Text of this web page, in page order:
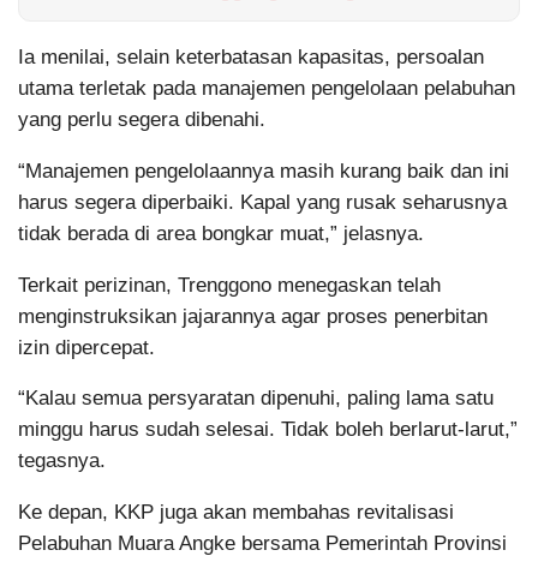
Ia menilai, selain keterbatasan kapasitas, persoalan
utama terletak pada manajemen pengelolaan pelabuhan
yang perlu segera dibenahi.
“Manajemen pengelolaannya masih kurang baik dan ini
harus segera diperbaiki. Kapal yang rusak seharusnya
tidak berada di area bongkar muat,” jelasnya.
Terkait perizinan, Trenggono menegaskan telah
menginstruksikan jajarannya agar proses penerbitan
izin dipercepat.
“Kalau semua persyaratan dipenuhi, paling lama satu
minggu harus sudah selesai. Tidak boleh berlarut-larut,”
tegasnya.
Ke depan, KKP juga akan membahas revitalisasi
Pelabuhan Muara Angke bersama Pemerintah Provinsi